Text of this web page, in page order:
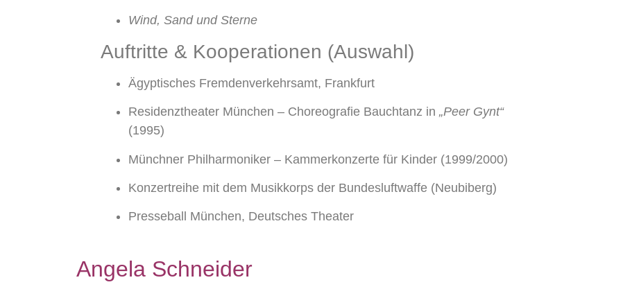
Wind, Sand und Sterne
Auftritte & Kooperationen (Auswahl)
Ägyptisches Fremdenverkehrsamt, Frankfurt
Residenztheater München – Choreografie Bauchtanz in„Peer Gynt“
(1995)
Münchner Philharmoniker – Kammerkonzerte für Kinder (1999/2000)
Konzertreihe mit dem Musikkorps der Bundesluftwaffe (Neubiberg)
Presseball München, Deutsches Theater
Angela Schneider